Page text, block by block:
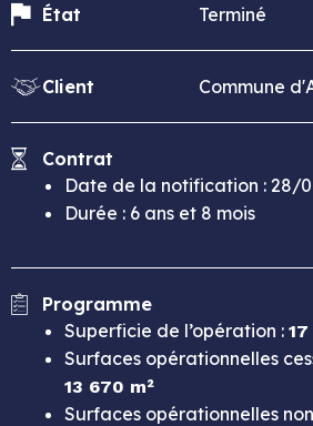
État Terminé
Client Commune
Contrat
Date de la notification : 28/
Durée : 6 ans et 8 mois
Programme
Superficie de l’opération :17
Surfaces opérationnelles
13 670 m²
Surfaces opérationnelles non